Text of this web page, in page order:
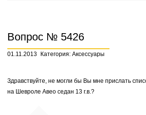
Вопрос № 5426
01.11.2013 Категория: Аксессуары
Здравствуйте, не могли бы Вы мне прислать
на Шевроле Авео седан 13 г.в.?